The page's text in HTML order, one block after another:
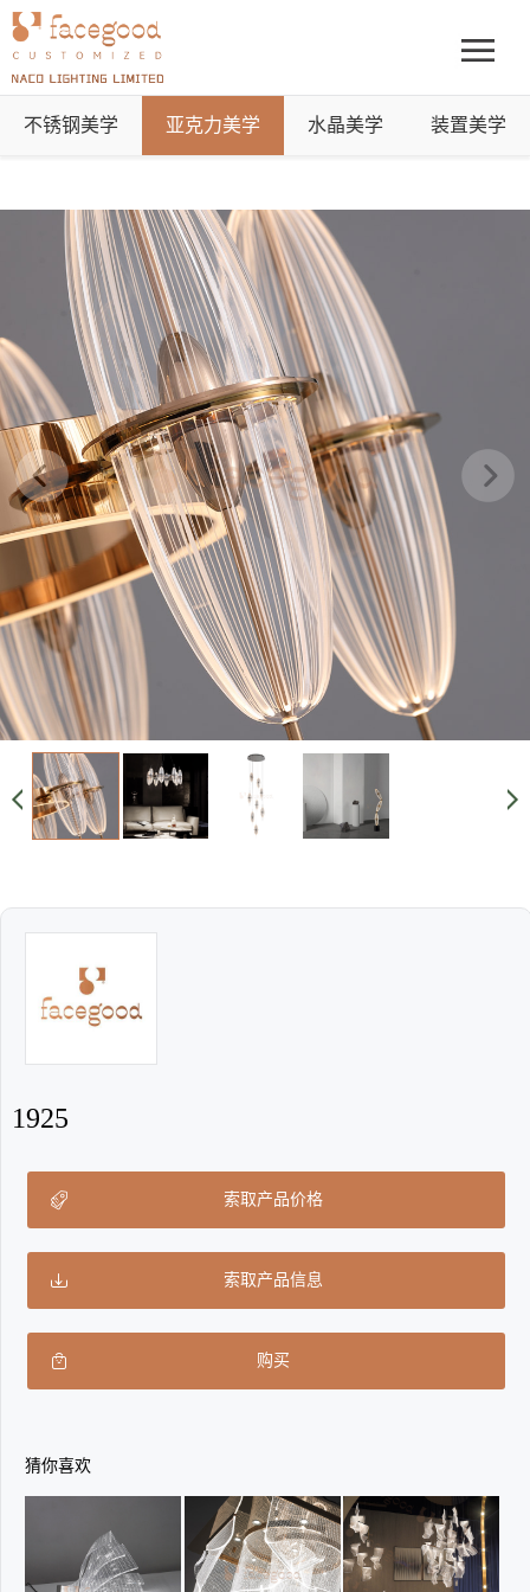
不锈钢美学 亚克力美学 水晶美学 装置美学
1925
索取产品价格
索取产品信息
购买
猜你喜欢